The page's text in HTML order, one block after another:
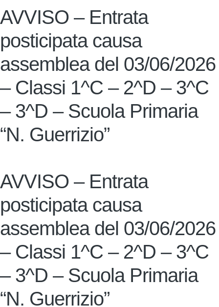
AVVISO – Entrata
posticipata causa
assemblea del 03/06/2026
– Classi 1^C – 2^D – 3^C
– 3^D – Scuola Primaria
“N. Guerrizio”
AVVISO – Entrata
posticipata causa
assemblea del 03/06/2026
– Classi 1^C – 2^D – 3^C
– 3^D – Scuola Primaria
“N. Guerrizio”